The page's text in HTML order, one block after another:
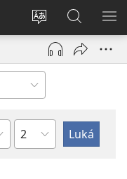
Tyá
monɔkɔ
mosusu
Kokɔta
na
(fungolá
fenɛtrɛ
Luká
JW.ORG
Mokapo